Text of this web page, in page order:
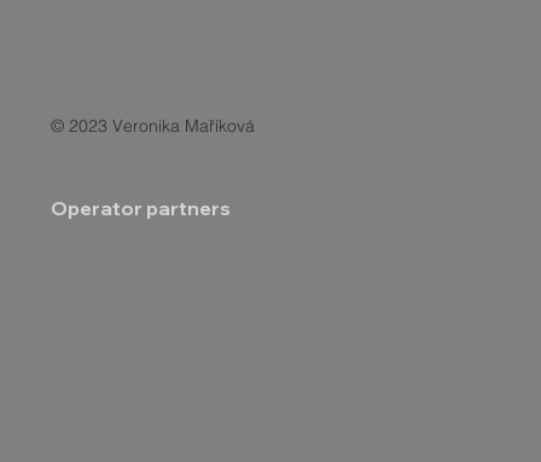
© 2023 Veronika Maříková
Operator partners